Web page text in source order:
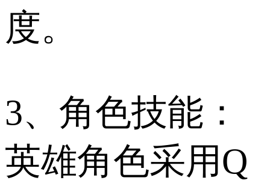
度。
3、角色技能：
英雄角色采用Q